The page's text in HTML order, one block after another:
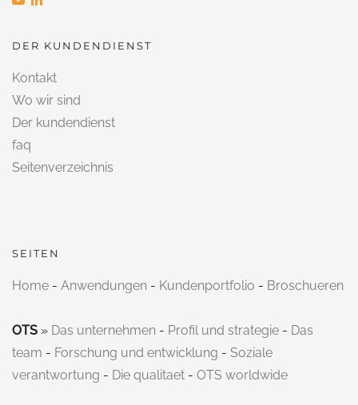
DER KUNDENDIENST
Kontakt
Wo wir sind
Der kundendienst
faq
Seitenverzeichnis
SEITEN
Home - Anwendungen - Kundenportfolio - Broschueren
OTS » Das unternehmen - Profil und strategie - Das
team - Forschung und entwicklung - Soziale
verantwortung - Die qualitaet - OTS worldwide